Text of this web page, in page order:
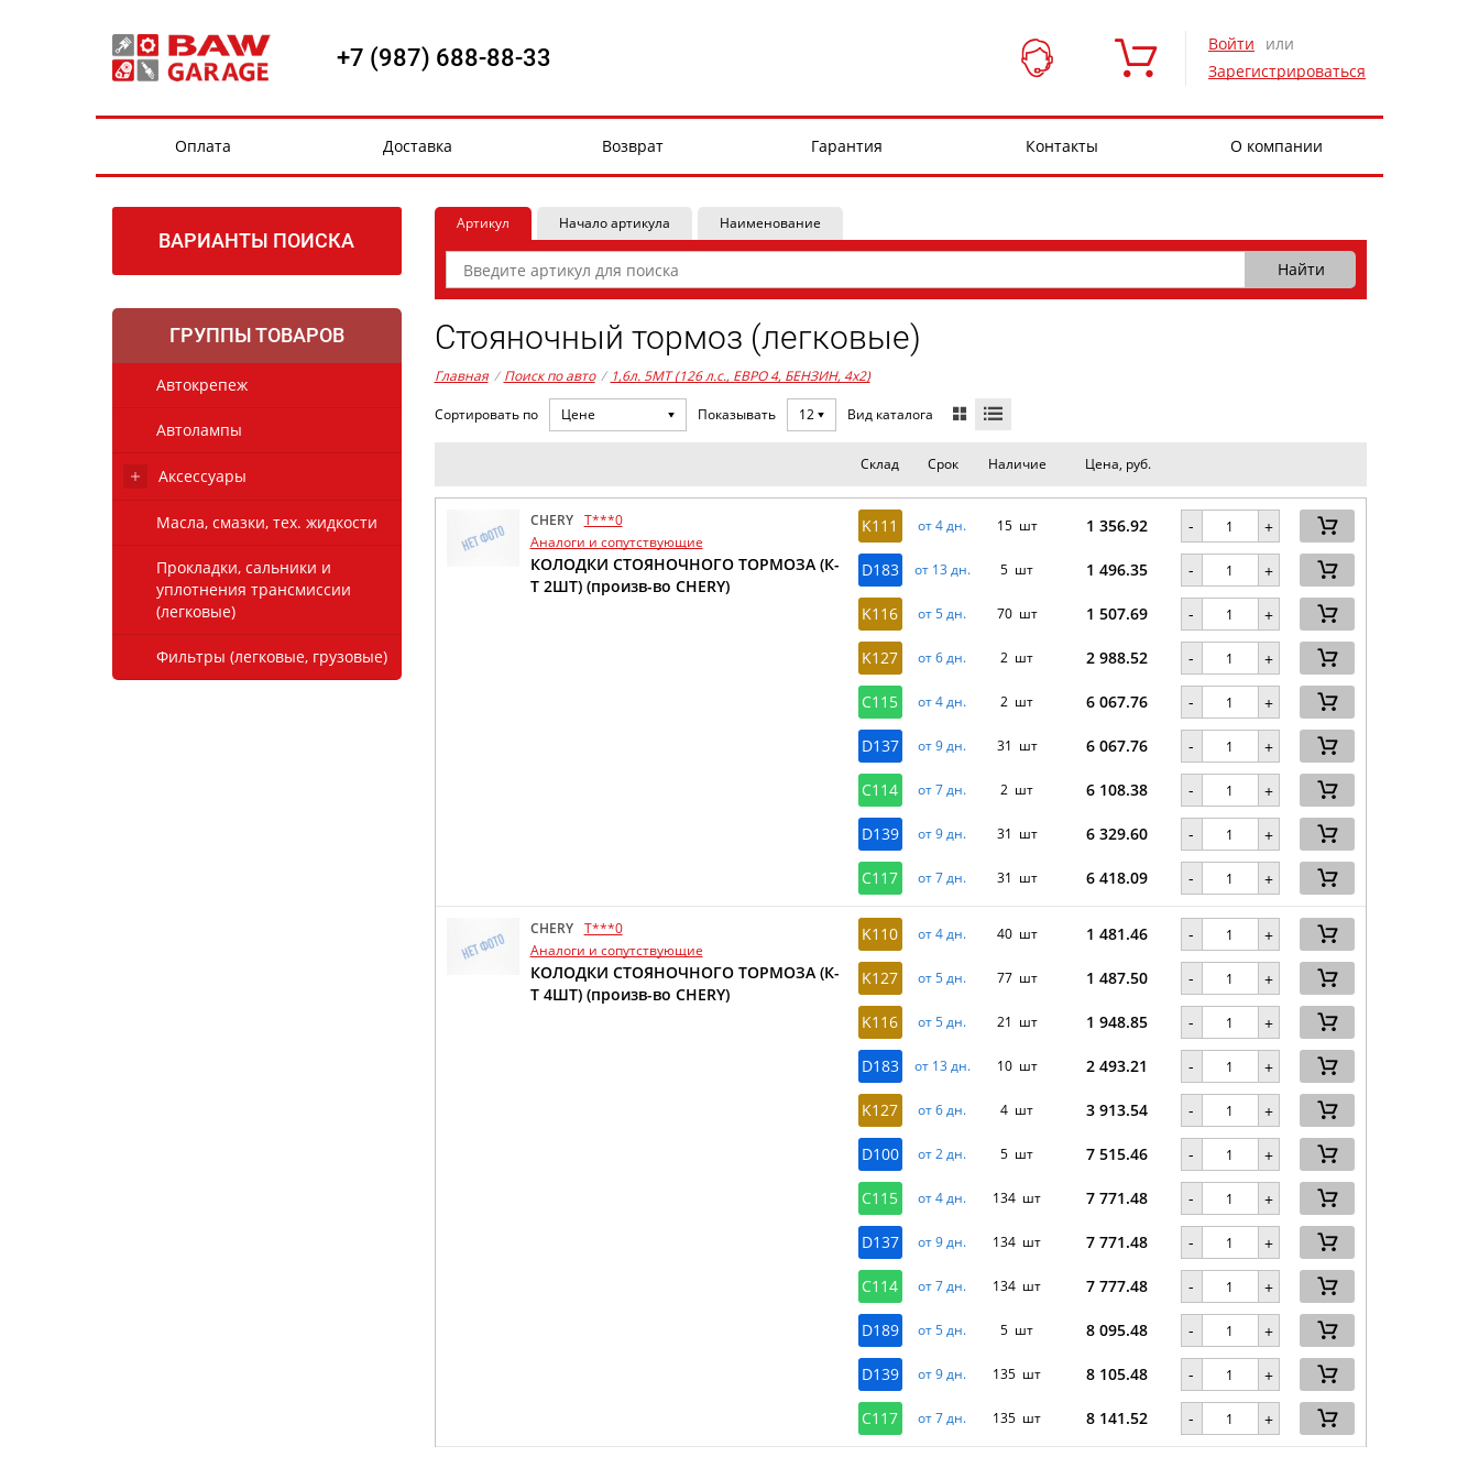
+7 (987) 688-88-33 Войти
или
Зарегистрироваться
Оплата Доставка Возврат Гарантия Контакты О компании
ВАРИАНТЫ ПОИСКА
ГРУППЫ ТОВАРОВ
Автокрепеж
Автолампы
Аксессуары
Масла, смазки, тех. жидкости
Прокладки, сальники и
уплотнения трансмиссии
(легковые)
Фильтры (легковые, грузовые)
Артикул Начало артикула Наименование
Стояночный тормоз (легковые)
Главная / Поиск по авто / 1,6л. 5MT (126 л.с., ЕВРО 4, БЕНЗИН, 4x2)
Сортировать по Цене Показывать 12 Вид каталога
Склад Срок Наличие Цена, руб.
CHERY
T***0
Аналоги и сопутствующие
КОЛОДКИ СТОЯНОЧНОГО ТОРМОЗА (К-
Т 2ШТ) (произв-во CHERY)
K111 от 4 дн. 15 шт 1 356.92 - +
D183 от 13 дн. 5 шт 1 496.35 - +
K116 от 5 дн. 70 шт 1 507.69 - +
K127 от 6 дн. 2 шт 2 988.52 - +
C115 от 4 дн. 2 шт 6 067.76 - +
D137 от 9 дн. 31 шт 6 067.76 - +
C114 от 7 дн. 2 шт 6 108.38 - +
D139 от 9 дн. 31 шт 6 329.60 - +
C117 от 7 дн. 31 шт 6 418.09 - +
CHERY
T***0
Аналоги и сопутствующие
КОЛОДКИ СТОЯНОЧНОГО ТОРМОЗА (К-
Т 4ШТ) (произв-во CHERY)
K110 от 4 дн. 40 шт 1 481.46 - +
K127 от 5 дн. 77 шт 1 487.50 - +
K116 от 5 дн. 21 шт 1 948.85 - +
D183 от 13 дн. 10 шт 2 493.21 - +
K127 от 6 дн. 4 шт 3 913.54 - +
D100 от 2 дн. 5 шт 7 515.46 - +
C115 от 4 дн. 134 шт 7 771.48 - +
D137 от 9 дн. 134 шт 7 771.48 - +
C114 от 7 дн. 134 шт 7 777.48 - +
D189 от 5 дн. 5 шт 8 095.48 - +
D139 от 9 дн. 135 шт 8 105.48 - +
C117 от 7 дн. 135 шт 8 141.52 - +